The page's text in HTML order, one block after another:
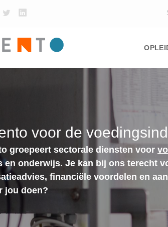
voor de
groepeert sectorale diensten voor
en onderwijs. Je kan bij ons terecht
financiële voordelen en
jou doen?